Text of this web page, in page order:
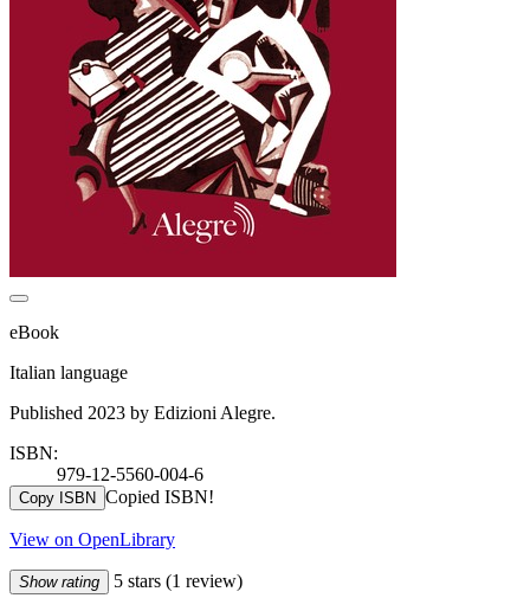
eBook
Italian language
Published 2023 by Edizioni Alegre.
ISBN:
979-12-5560-004-6
Copy ISBN Copied ISBN!
View on OpenLibrary
Show rating 5 stars (1 review)